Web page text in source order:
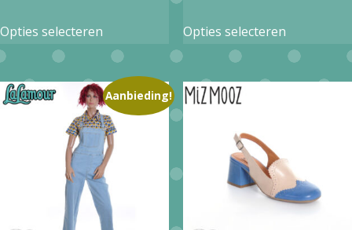
Opties selecteren
heeft
meerdere
variaties.
Deze
optie
kan
gekozen
was:
€109,95.
is:
€76,97.
Opties selecteren
heeft
optie
kan
Aanbieding!